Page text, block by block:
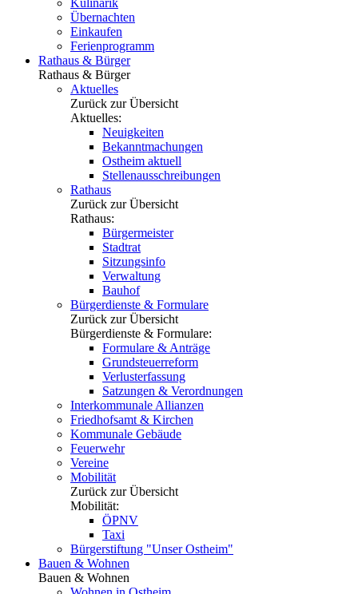
Kulinarik
Übernachten
Einkaufen
Ferienprogramm
Rathaus & Bürger
Rathaus & Bürger
Aktuelles
Zurück zur Übersicht
Aktuelles:
Neuigkeiten
Bekanntmachungen
Ostheim aktuell
Stellenausschreibungen
Rathaus
Zurück zur Übersicht
Rathaus:
Bürgermeister
Stadtrat
Sitzungsinfo
Verwaltung
Bauhof
Bürgerdienste & Formulare
Zurück zur Übersicht
Bürgerdienste & Formulare:
Formulare & Anträge
Grundsteuerreform
Verlusterfassung
Satzungen & Verordnungen
Interkommunale Allianzen
Friedhofsamt & Kirchen
Kommunale Gebäude
Feuerwehr
Vereine
Mobilität
Zurück zur Übersicht
Mobilität:
ÖPNV
Taxi
Bürgerstiftung "Unser Ostheim"
Bauen & Wohnen
Bauen & Wohnen